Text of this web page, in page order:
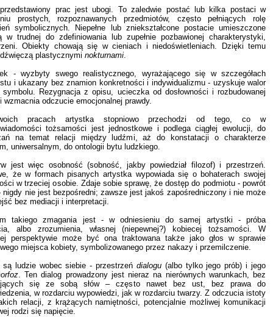
prac jest ubogi. To zaledwie postać lub kilka postaci w
prostych, rozpoznawanych przedmiotów, często pełniących rolę
symbolicznych. Niepełne lub zniekształcone postacie umieszczone
w trudnej do zdefiniowania lub zupełnie pozbawionej charakterystyki,
Obiekty chowają się w cieniach i niedoświetleniach. Dzięki temu
plastycznymi nokturnami.
- wyzbyty swego realistycznego, wyrażającego się w szczegółach
i ukazany bez znamion konkretności i indywidualizmu - uzyskuje walor
symbolu. Rezygnacja z opisu, ucieczka od dosłowności i rozbudowanej
wzmacnia odczucie emocjonalnej prawdy.
pracach artystka stopniowo przechodzi od tego, co w
tożsamości jest jednostkowe i podlega ciągłej ewolucji, do
na temat relacji między ludźmi, aż do konstatacji o charakterze
uniwersalnym, do ontologii bytu ludzkiego.
jest więc osobność (sobność, jakby powiedział filozof) i przestrzeń.
że w formach pisanych artystka wypowiada się o bohaterach swojej
w trzeciej osobie. Zdaje sobie sprawę, że dostęp do podmiotu - powrót
nigdy nie jest bezpośredni; zawsze jest jakoś zapośredniczony i nie może
bez mediacji i interpretacji.
takiego zmagania jest - w odniesieniu do samej artystki - próba
albo zrozumienia, własnej (niepewnej?) kobiecej tożsamości. W
perspektywie może być ona traktowana także jako głos w sprawie
miejsca kobiety, symbolizowanego przez nakazy i przemilczenie.
są ludzie wobec siebie - przestrzeń dialogu(albo tylko jego prób) i jego
. Ten dialog prowadzony jest nieraz na nierównych warunkach, bez
się ze sobą słów – często nawet bez ust, bez prawa do
w rozdarciu wypowiedzi, jak w rozdarciu twarzy. Z odczucia istoty
relacji, z krążących namiętności, potencjalnie możliwej komunikacji
rodzi się napięcie.